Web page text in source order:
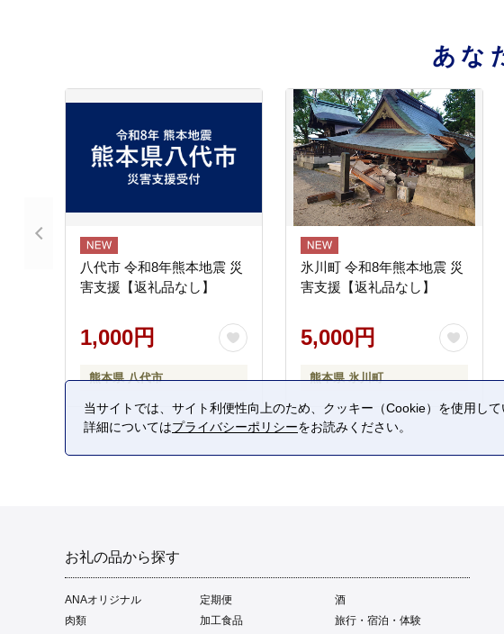
あな
八代市 令和8年熊本地震 災
害支援【返礼品なし】
1,000円
熊本県 八代市
氷川町 令和8年熊本地震 災
害支援【返礼品なし】
5,000円
熊本県 氷川町
お礼の品から探す
ANAオリジナル 定期便
酒
肉類
加工食品 旅行・宿泊・体験
当サイトでは、サイト利便性向上のため、クッキー（Cookie）を使用し
詳細についてはプライバシーポリシーをお読みください。